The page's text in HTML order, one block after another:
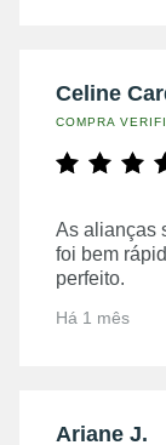
Celine
COMPRA
As alianças
foi bem
perfeito.
Há 1 mês
Ariane J.